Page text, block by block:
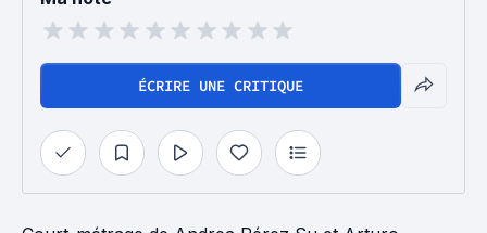
ÉCRIRE UNE CRITIQUE